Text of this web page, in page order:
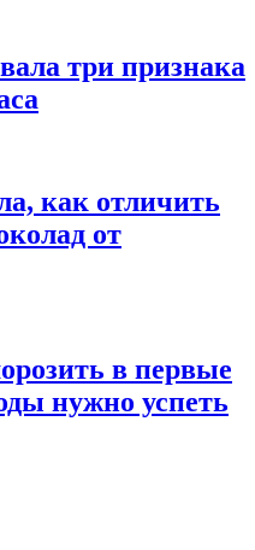
три признака
как отличить
от
в первые
нужно успеть